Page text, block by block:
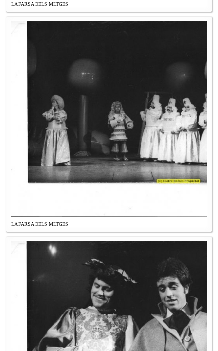
LA FARSA DELS METGES
LA FARSA DELS METGES